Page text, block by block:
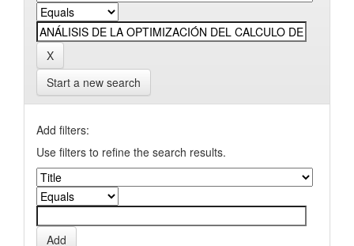
Start a new search
Add filters:
Use filters to refine the search results.